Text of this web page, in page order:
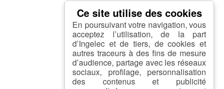
En poursuivant votre navigation, vous
acceptez l’utilisation, de la part
d’Ingelec et de tiers, de cookies et
autres traceurs à des fins de mesure
d’audience, partage avec les réseaux
sociaux, profilage, personnalisation
des contenus et publicité